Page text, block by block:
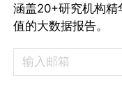
涵盖20+研究机构精
值的大数据报告。